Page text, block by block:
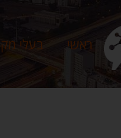
ראשי בעלי